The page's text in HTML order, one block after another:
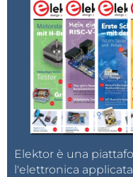
Elektor è una
l'elettronica